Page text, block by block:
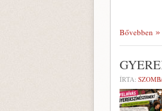
Bővebben
ÍRTA: